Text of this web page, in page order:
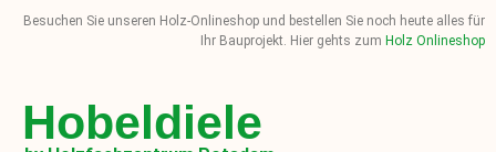
Besuchen Sie unseren Holz-Onlineshop und bestellen Sie noch heute alles für
Ihr Bauprojekt. Hier gehts zum Holz Onlineshop
Hobeldiele